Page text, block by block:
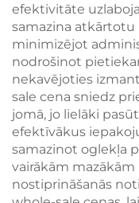
efektivitāte
samazina
minimizējot
nodrošinot
nekavējoties
sale cena sniedz
jomā, jo lielāki
efektīvākus
samazinot oglekļa
vairākām
nostiprināšanās